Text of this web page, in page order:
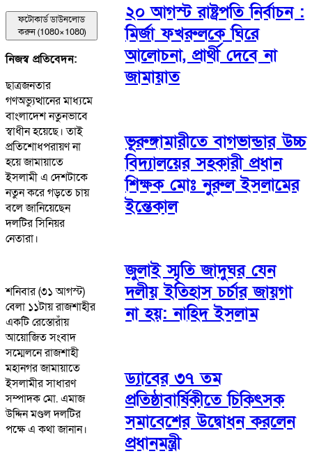
ফটোকার্ড ডাউনলোড
করুন (1080×1080)
নিজস্ব প্রতিবেদন:
ছাত্রজনতার
গণঅভ্যুত্থানের মাধ্যমে
বাংলাদেশ নতুনভাবে
স্বাধীন হয়েছে। তাই
প্রতিশোধপরায়ণ না
হয়ে জামায়াতে
ইসলামী এ দেশটাকে
নতুন করে গড়তে চায়
বলে জানিয়েছেন
দলটির সিনিয়র
নেতারা।
শনিবার (৩১ আগস্ট)
বেলা ১১টায় রাজশাহীর
একটি রেস্তোরাঁয়
আয়োজিত সংবাদ
সম্মেলনে রাজশাহী
মহানগর জামায়াতে
ইসলামীর সাধারণ
সম্পাদক মো. এমাজ
উদ্দিন মণ্ডল দলটির
পক্ষে এ কথা জানান।
২০ আগস্ট রাষ্ট্রপতি নির্বাচন :
মির্জা ফখরুলকে ঘিরে
আলোচনা, প্রার্থী দেবে না
জামায়াত
ভূরুঙ্গামারীতে বাগভান্ডার উচ্চ
বিদ্যালয়ের সহকারী প্রধান
শিক্ষক মোঃ নুরুল ইসলামের
ইন্তেকাল
জুলাই স্মৃতি জাদুঘর যেন
দলীয় ইতিহাস চর্চার জায়গা
না হয়: নাহিদ ইসলাম
ড্যাবের ৩৭ তম
প্রতিষ্ঠাবার্ষিকীতে চিকিৎসক
সমাবেশের উদ্বোধন করলেন
প্রধানমন্ত্রী